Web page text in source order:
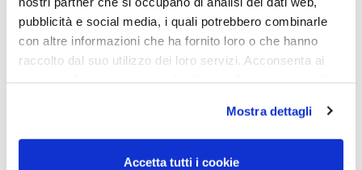
pubblicità e social media, i quali potrebbero combinarle
con altre informazioni che ha fornito loro o che hanno
raccolto dal suo utilizzo dei loro servizi. Acconsenta ai
Mostra dettagli
Accetta tutti i cookie
blog/immagini, dei
temi cromatici e di
altre impostazioni
del sito.
I cookie statistici aiutano i proprietari del sito web a capire